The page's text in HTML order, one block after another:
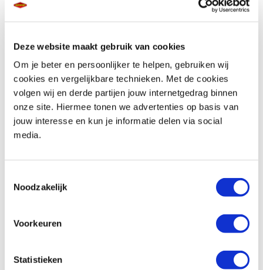
Deze website maakt gebruik van cookies
Om je beter en persoonlijker te helpen, gebruiken wij
cookies en vergelijkbare technieken. Met de cookies
volgen wij en derde partijen jouw internetgedrag binnen
onze site. Hiermee tonen we advertenties op basis van
jouw interesse en kun je informatie delen via social
media.
Noodzakelijk
Voorkeuren
Statistieken
Wil je een financieringsaanbod *